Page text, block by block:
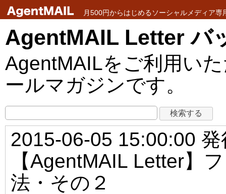
月500円からはじめるソーシャルメディア
AgentMAIL Letter バ
AgentMAILをご利用い
ールマガジンです。
2015-06-05 15:00:00 発
【AgentMAIL Letter】
法・その２